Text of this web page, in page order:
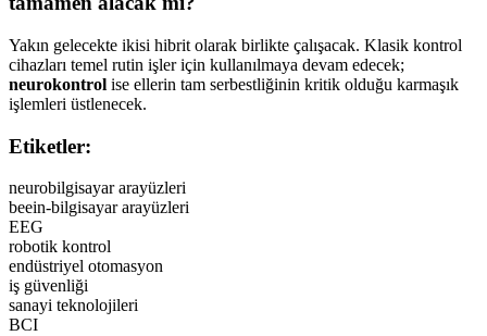
Yakın gelecekte ikisi hibrit olarak birlikte çalışacak. Klasik kontrol
cihazları temel rutin işler için kullanılmaya devam edecek;
neurokontrol ise ellerin tam serbestliğinin kritik olduğu karmaşık
işlemleri üstlenecek.
Etiketler:
neurobilgisayar arayüzleri
beein-bilgisayar arayüzleri
EEG
robotik kontrol
endüstriyel otomasyon
iş güvenliği
sanayi teknolojileri
BCI